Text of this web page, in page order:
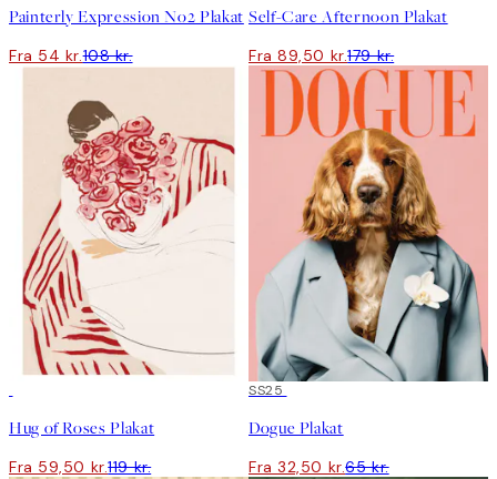
Painterly Expression No2 Plakat
Fra 54 kr.108 kr.
Self-Care Afternoon Plakat
Fra 89,50 kr.179 kr.
Hug of Roses Plakat
Fra 59,50 kr.119 kr.
50%*
SS25
Dogue Plakat
Fra 32,50 kr.65 kr.